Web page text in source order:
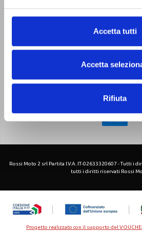
Accetta tutti
Accetta
Rifiuta
Chi siamo
Contatti
Rossi Moto 2 srl Partita I.V.A. IT-02633320607 - Tutti
tutti i diritti riservati Rossi
Progetto realizzato con il supporto del